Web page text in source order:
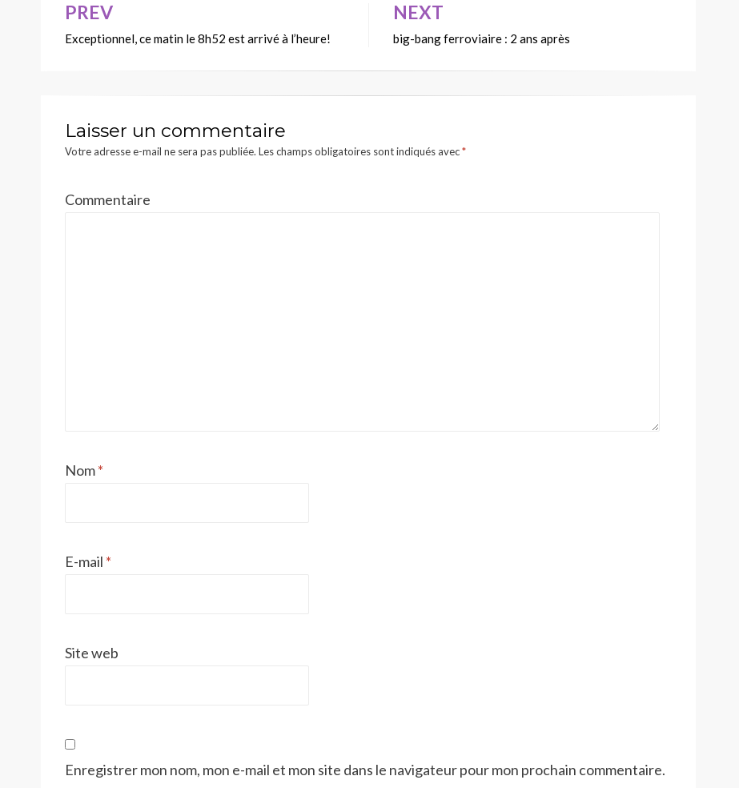
Navigation
de
PREV
Exceptionnel, ce matin le 8h52 est arrivé à l’heure!
NEXT
big-bang ferroviaire : 2 ans après
Laisser un commentaire
Votre adresse e-mail ne sera pas publiée. Les champs obligatoires sont indiqués avec*
Commentaire
Nom*
E-mail *
Site web
Enregistrer mon nom, mon e-mail et mon site dans le navigateur pour mon prochain commentaire.